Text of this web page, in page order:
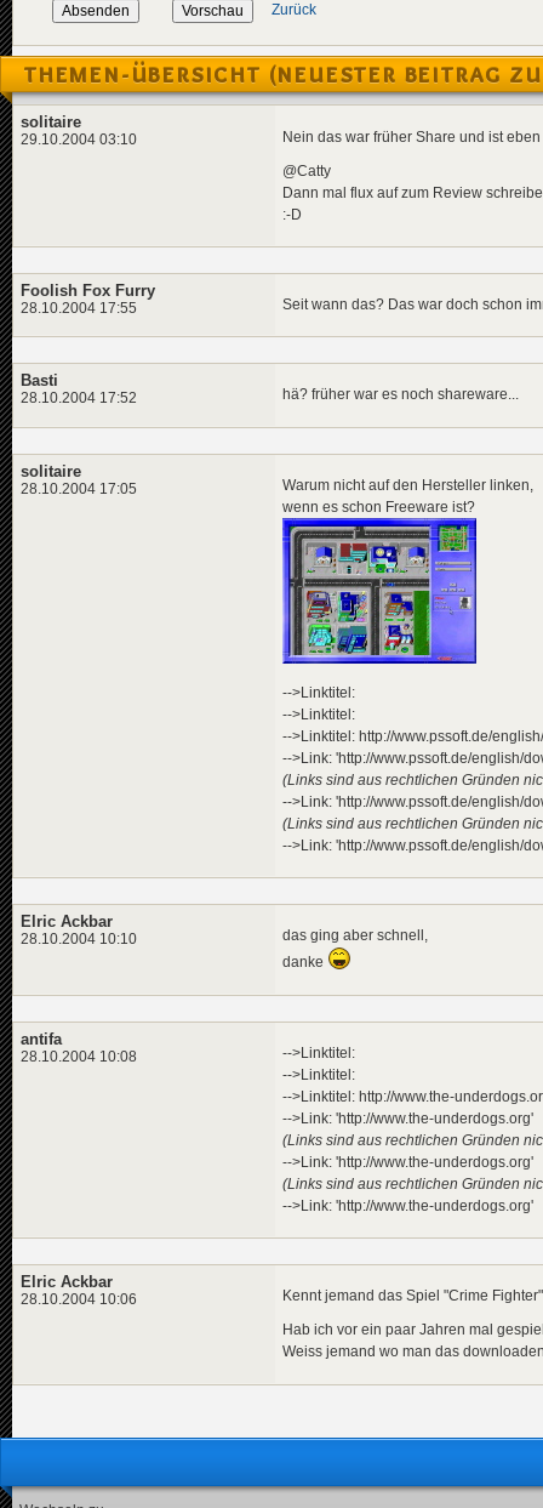
Zurück
THEMEN-ÜBERSICHT (NEUESTER BEITRAG
solitaire
29.10.2004 03:10 Nein das war früher Share und ist
@Catty
Dann mal flux auf zum Review
:-D
Foolish Fox Furry
28.10.2004 17:55 Seit wann das? Das war doch schon
Basti
28.10.2004 17:52 hä? früher war es noch shareware...
solitaire
28.10.2004 17:05
Warum nicht auf den Hersteller linken,
wenn es schon Freeware ist?
-->Linktitel:
-->Linktitel:
-->Linktitel: http://www.pssoft.de/
-->Link: 'http://www.pssoft.de/english/
(Links sind aus rechtlichen Gründen
-->Link: 'http://www.pssoft.de/english/
(Links sind aus rechtlichen Gründen
-->Link: 'http://www.pssoft.de/english/
Elric Ackbar
28.10.2004 10:10
das ging aber schnell,
danke
antifa
28.10.2004 10:08
-->Linktitel:
-->Linktitel:
-->Linktitel: http://www.the-
-->Link: 'http://www.the-underdogs.org'
(Links sind aus rechtlichen Gründen
-->Link: 'http://www.the-underdogs.org'
(Links sind aus rechtlichen Gründen
-->Link: 'http://www.the-underdogs.org'
Elric Ackbar
28.10.2004 10:06 Kennt jemand das Spiel "Crime Fighter"
Hab ich vor ein paar Jahren mal
Weiss jemand wo man das